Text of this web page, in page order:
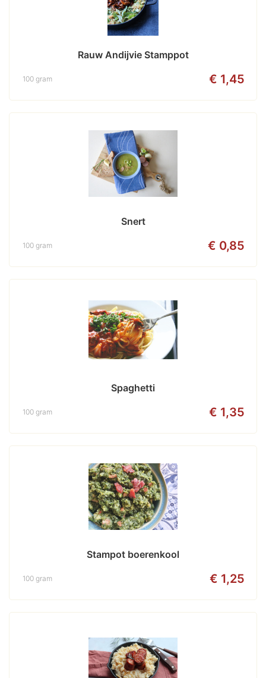
Rauw Andijvie Stamppot
€ 1,45
100 gram
Snert
€ 0,85
100 gram
Spaghetti
€ 1,35
100 gram
Stampot boerenkool
€ 1,25
100 gram